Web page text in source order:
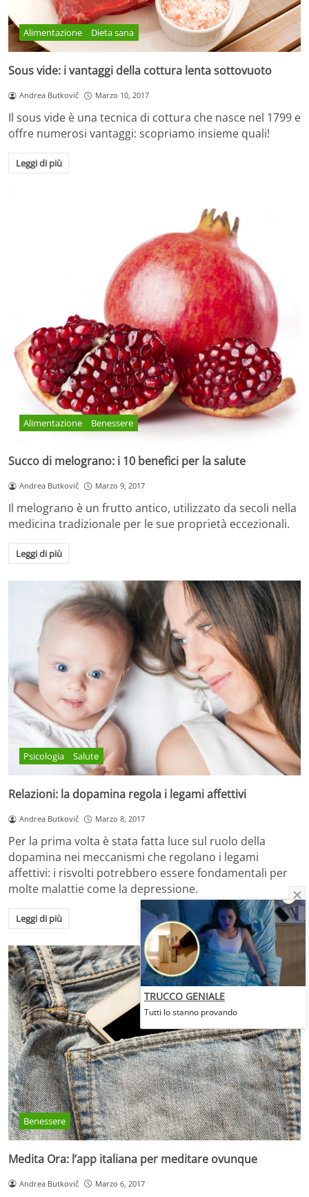
Alimentazione Dieta sana
Sous vide: i vantaggi della cottura lenta sottovuoto
Andrea Butkovič Marzo 10, 2017
Il sous vide è una tecnica di cottura che nasce nel 1799 e
offre numerosi vantaggi: scopriamo insieme quali!
Leggi di più
Alimentazione Benessere
Succo di melograno: i 10 benefici per la salute
Andrea Butkovič Marzo 9, 2017
Il melograno è un frutto antico, utilizzato da secoli nella
medicina tradizionale per le sue proprietà eccezionali.
Leggi di più
Psicologia Salute
Relazioni: la dopamina regola i legami affettivi
Andrea Butkovič Marzo 8, 2017
Per la prima volta è stata fatta luce sul ruolo della
dopamina nei meccanismi che regolano i legami
affettivi: i risvolti potrebbero essere fondamentali per
molte malattie come la depressione.
Leggi di più
Benessere
Medita Ora: l’app italiana per meditare ovunque
Andrea Butkovič Marzo 6, 2017
TRUCCO GENIALE
Tutti lo stanno provando